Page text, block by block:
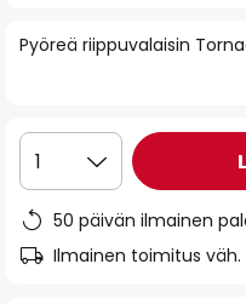
the
Pyöreä riippuvalaisin
1
50 päivän ilmainen
Ilmainen toimitus väh.